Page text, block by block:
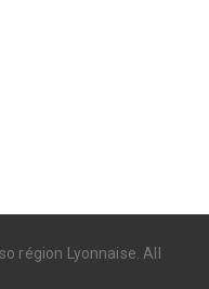
région Lyonnaise. All